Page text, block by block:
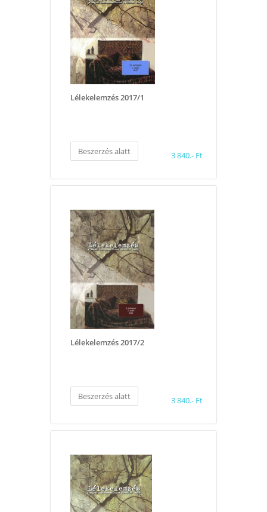
Lélekelemzés 2017/1
Beszerzés alatt 3 840.- Ft
Lélekelemzés 2017/2
Beszerzés alatt 3 840.- Ft